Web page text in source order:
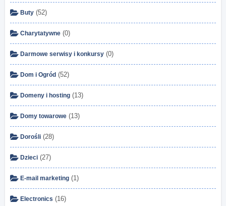
Buty (52)
Charytatywne (0)
Darmowe serwisy i konkursy (0)
Dom i Ogród (52)
Domeny i hosting (13)
Domy towarowe (13)
Dorośli (28)
Dzieci (27)
E-mail marketing (1)
Electronics (16)